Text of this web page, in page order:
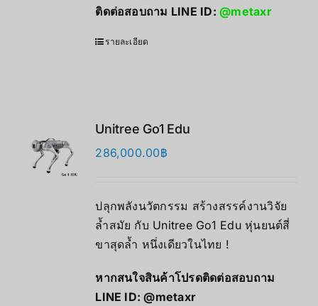
ติดต่อสอบถาม LINE ID:@metaxr
รายละเอียด
Unitree Go1 Edu
286,000.00฿
ปลุกพลังนวัตกรรม สร้างสรรค์งานวิจัย
ล้ำสมัย กับ Unitree Go1 Edu หุ่นยนต์สี่
ขาสุดล้ำ หนึ่งเดียวในไทย !
หากสนใจสินค้าโปรดติดต่อสอบถาม
LINE ID:@metaxr